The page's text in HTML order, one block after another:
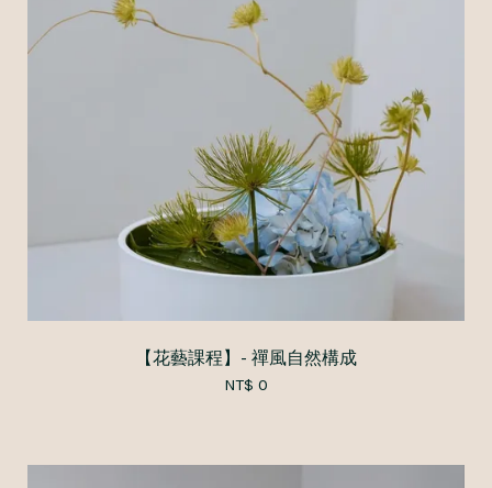
【花藝課程】- 禪風自然構成
NT$ 0